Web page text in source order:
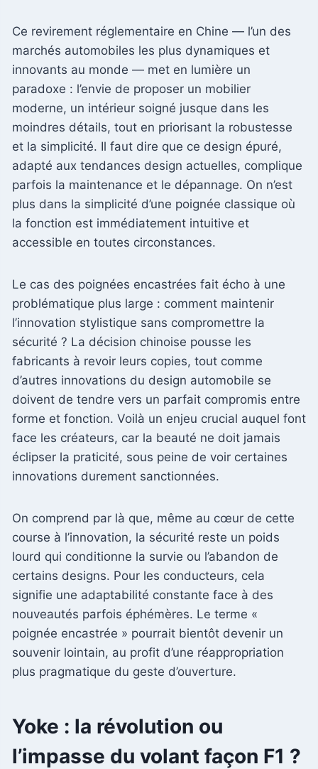
Ce revirement réglementaire en Chine — l’un des
marchés automobiles les plus dynamiques et
innovants au monde — met en lumière un
paradoxe : l’envie de proposer un mobilier
moderne, un intérieur soigné jusque dans les
moindres détails, tout en priorisant la robustesse
et la simplicité. Il faut dire que ce design épuré,
adapté aux tendances design actuelles, complique
parfois la maintenance et le dépannage. On n’est
plus dans la simplicité d’une poignée classique où
la fonction est immédiatement intuitive et
accessible en toutes circonstances.
Le cas des poignées encastrées fait écho à une
problématique plus large : comment maintenir
l’innovation stylistique sans compromettre la
sécurité ? La décision chinoise pousse les
fabricants à revoir leurs copies, tout comme
d’autres innovations du design automobile se
doivent de tendre vers un parfait compromis entre
forme et fonction. Voilà un enjeu crucial auquel font
face les créateurs, car la beauté ne doit jamais
éclipser la praticité, sous peine de voir certaines
innovations durement sanctionnées.
On comprend par là que, même au cœur de cette
course à l’innovation, la sécurité reste un poids
lourd qui conditionne la survie ou l’abandon de
certains designs. Pour les conducteurs, cela
signifie une adaptabilité constante face à des
nouveautés parfois éphémères. Le terme «
poignée encastrée » pourrait bientôt devenir un
souvenir lointain, au profit d’une réappropriation
plus pragmatique du geste d’ouverture.
Yoke : la révolution ou
l’impasse du volant façon F1 ?